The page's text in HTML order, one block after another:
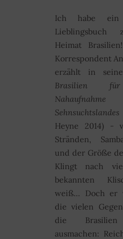
Ich habe ein
Lieblingsbuch
Heimat
Korrespondent
erzählt in
Brasilien
Sehnsuchtslandes
Heyne 2014) -
Stränden,
und der Größe
Klingt nach
bekannten
weiß… Doch er
die vielen
die Brasilien
ausmachen: